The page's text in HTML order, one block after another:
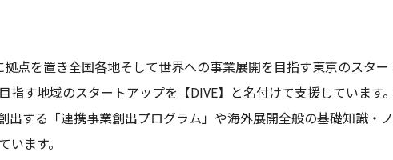
拠点を置き全国各地そして世界への事業展開を目指す東京のスタ
指す地域のスタートアップを【DIVE】と名付けて支援していま
出する「連携事業創出プログラム」や海外展開全般の基礎知識・
ます。